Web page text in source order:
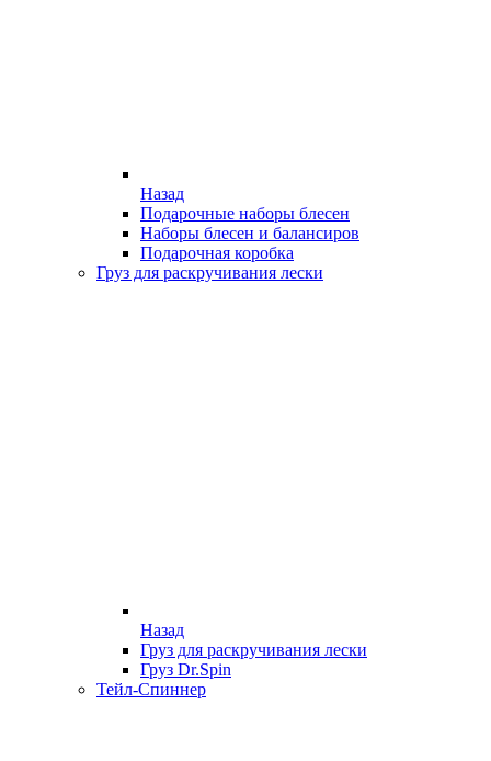
Назад
Подарочные наборы блесен
Наборы блесен и балансиров
Подарочная коробка
Груз для раскручивания лески
Назад
Груз для раскручивания лески
Груз Dr.Spin
Тейл-Спиннер